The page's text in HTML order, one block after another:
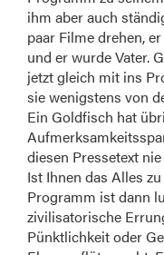
ihm aber auch
paar Filme drehen,
und er wurde Vater.
jetzt gleich mit ins
sie wenigstens von
Ein Goldfisch hat
diesen Pressetext
Ist Ihnen das Alles
Programm ist dann
zivilisatorische
Pünktlichkeit oder